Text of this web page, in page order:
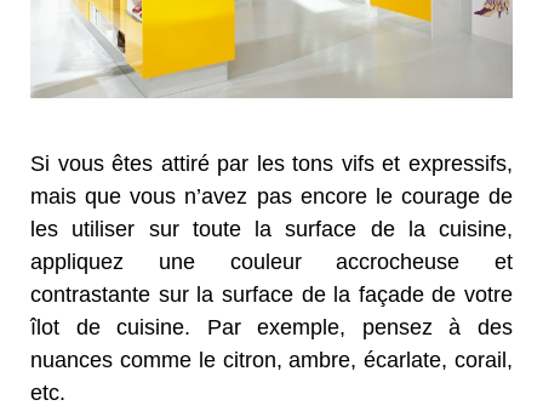
Si vous êtes attiré par les tons vifs et expressifs,
mais que vous n’avez pas encore le courage de
les utiliser sur toute la surface de la cuisine,
appliquez une couleur accrocheuse et
contrastante sur la surface de la façade de votre
îlot de cuisine. Par exemple, pensez à des
nuances comme le citron, ambre, écarlate, corail,
etc.